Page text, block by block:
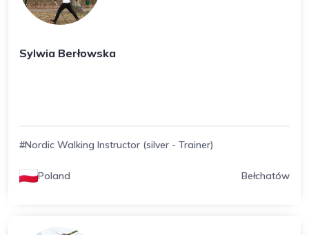
Sylwia Berłowska
#Nordic Walking Instructor (silver - Trainer)
Poland Bełchatów